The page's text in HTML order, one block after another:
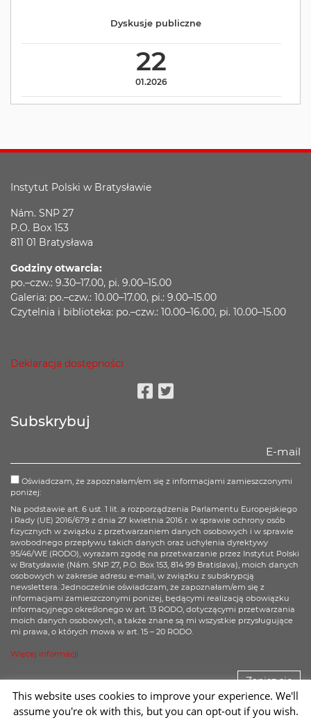
22
01.2026
Dyskusje publiczne
Instytut Polski w Bratysławie
Nám. SNP 27
P.O. Box 153
811 01 Bratysława
Godziny otwarcia:
po.–czw.: 9.30–17.00, pi. 9.00–15.00
Galeria: po.–czw.: 10.00–17.00, pi.: 9.00–15.00
Czytelnia i biblioteka: po.–czw.: 10.00–16.00, pi. 10.00–15.00
Deklaracja dostępności
Subskrybuj
Oświadczam, że zapoznałam/em się z informacjami zamieszczonymi
poniżej:
Na podstawie art. 6 ust. 1 lit. a rozporządzenia Parlamentu Europejskiego
i Rady (UE) 2016/679 z dnia 27 kwietnia 2016 r. w sprawie ochrony osób
fizycznych w związku z przetwarzaniem danych osobowych i w sprawie
swobodnego przepływu takich danych oraz uchylenia dyrektywy
95/46/WE (RODO), wyrażam zgodę na przetwarzanie przez Instytut Polski
w Bratysławie (Nám. SNP 27, P.O. Box 153, 814 99 Bratislava), moich danych
osobowych w zakresie adresu e-mail, w związku z subskrypcją
newslettera. Jednocześnie oświadczam, że zapoznałam/em się z
informacjami zamieszczonymi poniżej, będącymi realizacją obowiązku
informacyjnego określonego w art. 13 RODO, dotyczącymi przetwarzania
moich danych osobowych, a także znane są mi wszystkie przysługujące
mi prawa, o których mowa w art. 15 – 20 RODO.
Więcej informacji
Zapisz się
This website uses cookies to improve your experience. We'll
assume you're ok with this, but you can opt-out if you wish.